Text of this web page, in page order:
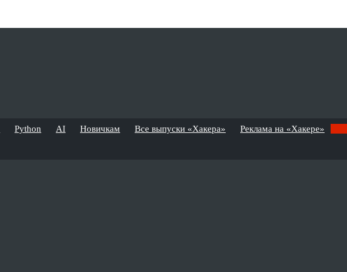
Python AI Новичкам Все выпуски «Хакера» Реклама на «Хакере»